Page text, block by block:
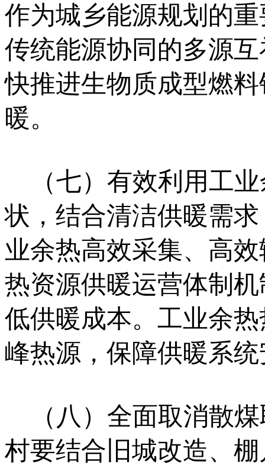
作为城乡能源规划的
传统能源协同的多源
快推进生物质成型燃
暖。
（七）有效利用工业
状，结合清洁供暖需
业余热高效采集、高
热资源供暖运营体制
低供暖成本。工业余
峰热源，保障供暖系
（八）全面取消散煤
村要结合旧城改造、